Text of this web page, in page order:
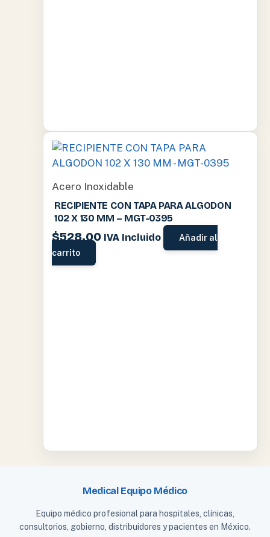
Acero Inoxidable
RECIPIENTE CON TAPA PARA ALGODON
102 X 130 MM – MGT-0395
$528.00 IVA Incluido
Añadir al
carrito
Medical Equipo Médico
Equipo médico profesional para hospitales, clínicas,
consultorios, gobierno, distribuidores y pacientes en México.